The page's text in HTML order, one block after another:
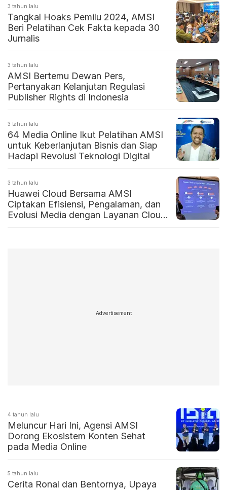
3 tahun lalu
Tangkal Hoaks Pemilu 2024, AMSI
Beri Pelatihan Cek Fakta kepada 30
Jurnalis
3 tahun lalu
AMSI Bertemu Dewan Pers,
Pertanyakan Kelanjutan Regulasi
Publisher Rights di Indonesia
3 tahun lalu
64 Media Online Ikut Pelatihan AMSI
untuk Keberlanjutan Bisnis dan Siap
Hadapi Revolusi Teknologi Digital
3 tahun lalu
Huawei Cloud Bersama AMSI
Ciptakan Efisiensi, Pengalaman, dan
Evolusi Media dengan Layanan Cloud
Advertisement
4 tahun lalu
Meluncur Hari Ini, Agensi AMSI
Dorong Ekosistem Konten Sehat
pada Media Online
5 tahun lalu
Cerita Ronal dan Bentornya, Upaya